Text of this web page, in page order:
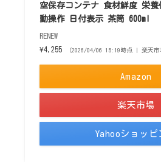
空保存コンテナ 食材鮮度 栄
動操作 日付表示 茶筒 600ml
RENEW
¥4,255
（2026/04/06 15:19時点 | 楽天市
Amazon
楽天市場
Yahooショッピ